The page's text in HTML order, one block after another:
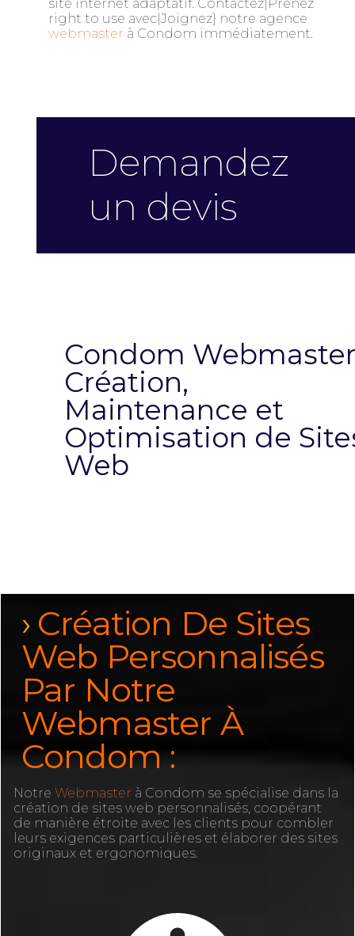
site internet adaptatif. Contactez|Prenez
right to use avec|Joignez} notre agence
webmaster à Condom immédiatement.
Demandez
un devis
Condom
Création,
Maintenance et
Optimisation de
Web
Création De Sites
Web Personnalisés
Par Notre
Webmaster À
Condom :
Notre Webmaster à Condom se spécialise dans la
création de sites web personnalisés, coopérant
de manière étroite avec les clients pour combler
leurs exigences particulières et élaborer des sites
originaux et ergonomiques.